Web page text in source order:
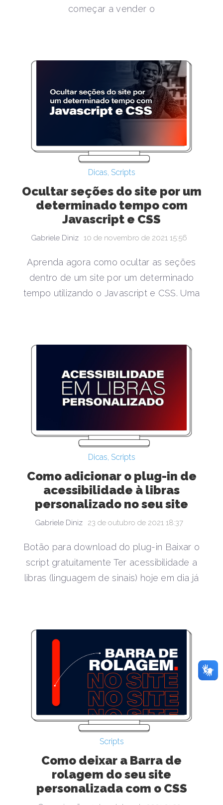
começar a vender o
Dicas, Scripts
Ocultar seções do site por um
determinado tempo com
Javascript e CSS
Gabriele Diniz 10 de novembro de 2021 15:56
Aprenda agora como ocultar as seções
dentro de um site por um determinado
tempo utilizando o Javascript e CSS. Uma
Dicas, Scripts
Como adicionar o plug-in de
acessibilidade à libras
personalizado no seu site
Gabriele Diniz 23 de outubro de 2021 18:37
Botão para download do plug-in Baixar o
script gratuitamente Ter acessibilidade a
libras (linguagem de sinais) hoje em dia já
Scripts
Como deixar a Barra de
rolagem do seu site
personalizada com o CSS